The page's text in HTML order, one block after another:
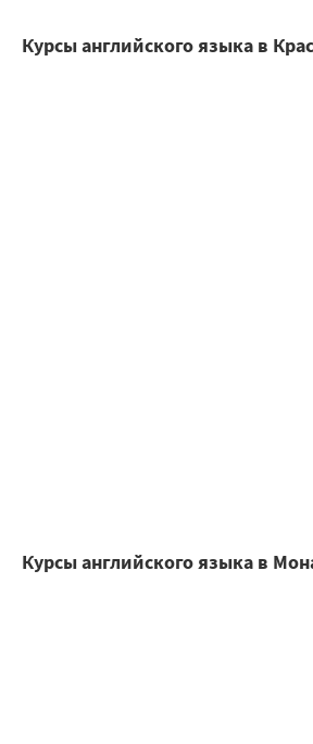
Курсы английского языка в
Курсы английского языка в